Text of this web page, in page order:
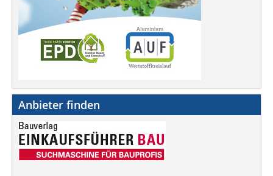
Anbieter finden